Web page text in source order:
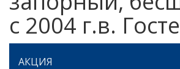
с 2004 г.в.
АКЦИЯ